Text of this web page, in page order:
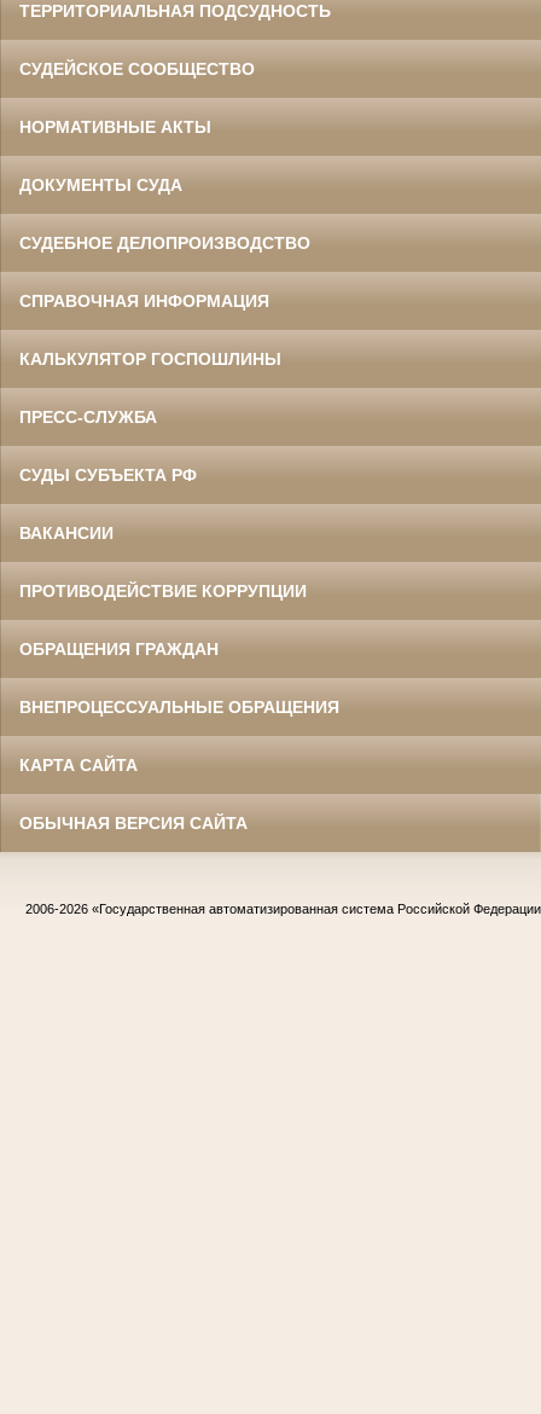
ТЕРРИТОРИАЛЬНАЯ ПОДСУДНОСТЬ
СУДЕЙСКОЕ СООБЩЕСТВО
НОРМАТИВНЫЕ АКТЫ
ДОКУМЕНТЫ СУДА
СУДЕБНОЕ ДЕЛОПРОИЗВОДСТВО
СПРАВОЧНАЯ ИНФОРМАЦИЯ
КАЛЬКУЛЯТОР ГОСПОШЛИНЫ
ПРЕСС-СЛУЖБА
СУДЫ СУБЪЕКТА РФ
ВАКАНСИИ
ПРОТИВОДЕЙСТВИЕ КОРРУПЦИИ
ОБРАЩЕНИЯ ГРАЖДАН
ВНЕПРОЦЕССУАЛЬНЫЕ ОБРАЩЕНИЯ
КАРТА САЙТА
ОБЫЧНАЯ ВЕРСИЯ САЙТА
2006-2026 «Государственная автоматизированная система Российской